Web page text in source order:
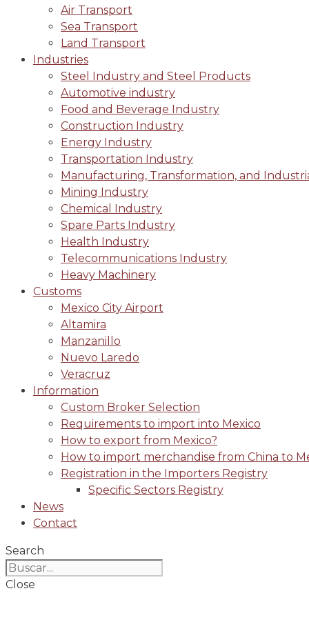
Air Transport
Sea Transport
Land Transport
Industries
Steel Industry and Steel Products
Automotive industry
Food and Beverage Industry
Construction Industry
Energy Industry
Transportation Industry
Manufacturing, Transformation, and
Mining Industry
Chemical Industry
Spare Parts Industry
Health Industry
Telecommunications Industry
Heavy Machinery
Customs
Mexico City Airport
Altamira
Manzanillo
Nuevo Laredo
Veracruz
Information
Custom Broker Selection
Requirements to import into Mexico
How to export from Mexico?
How to import merchandise from China to
Registration in the Importers Registry
Specific Sectors Registry
News
Contact
Search
Close